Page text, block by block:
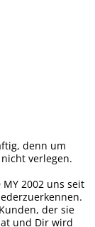
denn um
verlegen.
2002 uns seit
der sie
und Dir wird